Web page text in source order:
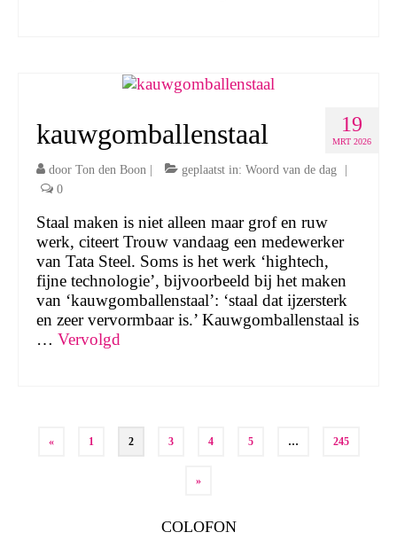
19
MRT 2026
kauwgomballenstaal
door Ton den Boon geplaatst in: Woord van de dag
0
Staal maken is niet alleen maar grof en ruw
werk, citeert Trouw vandaag een medewerker
van Tata Steel. Soms is het werk ‘hightech,
fijne technologie’, bijvoorbeeld bij het maken
van ‘kauwgomballenstaal’: ‘staal dat ijzersterk
en zeer vervormbaar is.’ Kauwgomballenstaal is
… Vervolgd
Berichten
« 1 2 3 4 5 … 245
»
COLOFON